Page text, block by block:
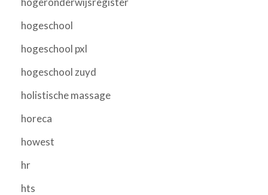
hogeschool
hogeschool pxl
hogeschool zuyd
holistische massage
horeca
howest
hr
hts